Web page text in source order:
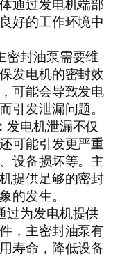
通过发电机端部
好的工作环境中
密封油泵需要维
发电机的密封效
可能会导致发电
引发泄漏问题。
发电机泄漏不仅
可能引发更严重
设备损坏等。主
提供足够的密封
的发生。
过为发电机提供
，主密封油泵有
寿命，降低设备